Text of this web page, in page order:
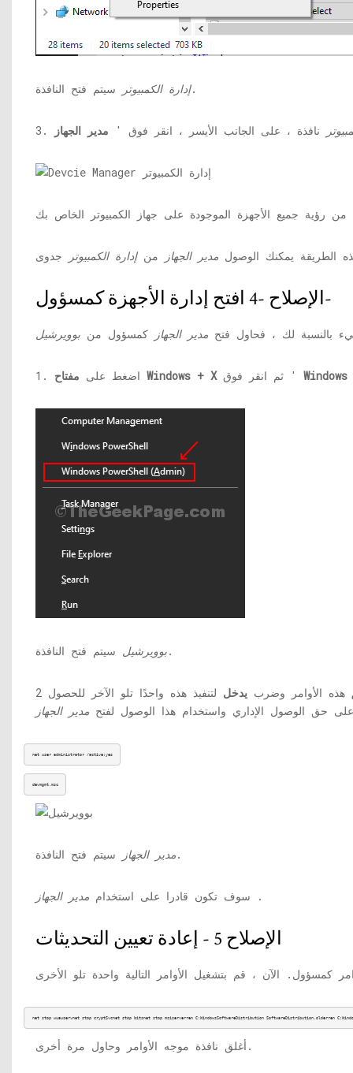
إدارة الكمبيوترسيتم فتح النافذة.
نافذة ، على الجانب الأيسر ، انقر فوق ' مدير الجهاز
الطريقة يمكنك الوصول مدير الجهاز منإدارة الكمبيوتر
الإصلاح -4 افتح إدارة الأجهزة كمسؤول-
بالنسبة لك ، فحاول فتح مدير الجهاز كمسؤول من
1. اضغط على مفتاح Windows + X ثم انقر فوق '
بوويرشيلسيتم فتح النافذة.
هذه الأوامر وضرب يدخل لتنفيذ هذه واحدًا تلو الآخر للحصول
على حق الوصول الإداري واستخدام هذا الوصول لفتح مدير الجهاز
net user administrator /active:yes
devmgmt.msc
مدير الجهازسيتم فتح النافذة.
سوف تكون قادرا على استخدام مدير الجهاز .
الإصلاح 5 - إعادة تعيين التحديثات
net stop wuauservnet stop cryptSvcnet stop bitsnet stop msiserverren C:WindowsSoftwareDistribution SoftwareDistribution.olderren
أغلق نافذة موجه الأوامر وحاول مرة أخرى.